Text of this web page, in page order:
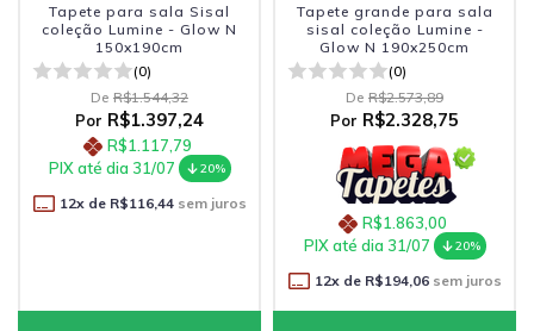
Tapete para sala Sisal
coleção Lumine - Glow N
150x190cm
(0)
De R$1.544,32
Por R$1.397,24
R$1.117,79
PIX até dia 31/07
20%
12x de R$116,44sem juros
Tapete grande para sala
sisal coleção Lumine -
Glow N 190x250cm
(0)
De R$2.573,89
Por R$2.328,75
R$1.863,00
PIX até dia 31/07
20%
12x de R$194,06sem juros